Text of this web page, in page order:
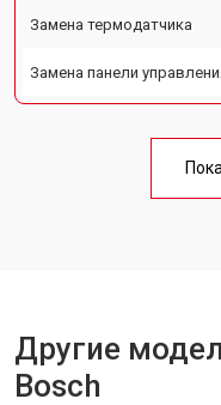
Замена термодатчика
Замена панели
Другие
Bosch